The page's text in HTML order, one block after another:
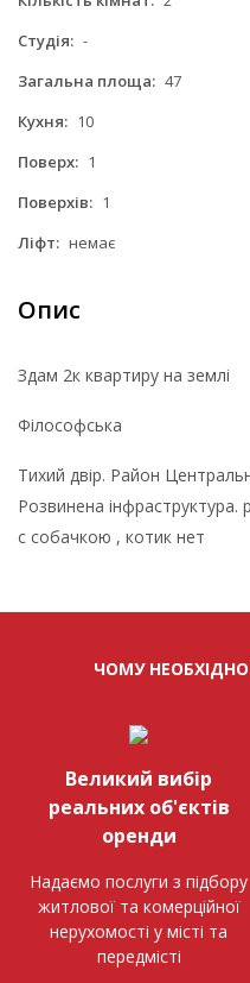
Студія: -
Загальна площа: 47
Кухня: 10
Поверх: 1
Поверхів: 1
Ліфт: немає
Опис
Здам 2к квартиру на землі
Філософська
Тихий двір. Район
Розвинена інфраструктура.
с собачкою , котик нет
ЧОМУ
Великий вибір
реальних об'єктів
оренди
Надаємо послуги з підбору
житлової та комерційної
нерухомості у місті та
передмісті